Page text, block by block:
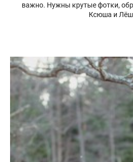
важно. Нужны крутые фотки,
Ксюша и